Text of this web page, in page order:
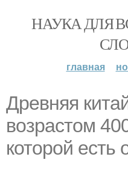
НАУКА ДЛЯ
главная
Древняя
возрастом
которой есть